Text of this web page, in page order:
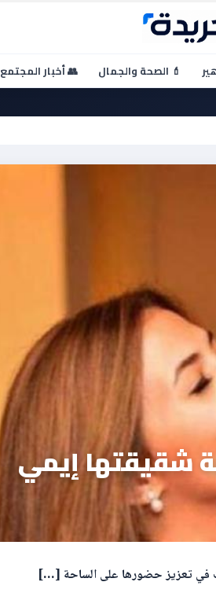
💄 الصحة والجمال 👥 أخبار المجتمع
شقيقتها إيمي
في تعزيز حضورها على الساحة […]